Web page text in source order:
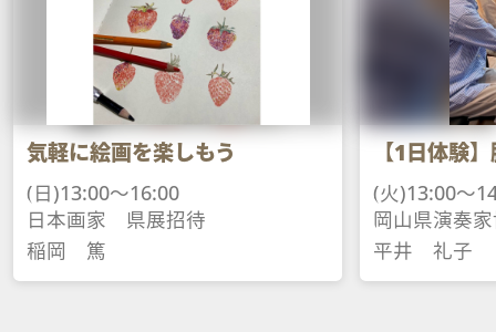
絵画を楽しもう
～16:00
家　県展招待
篤
【1日体験】脳トレ
(火)13:00～14:30
岡山県演奏家協会会員
平井　礼子